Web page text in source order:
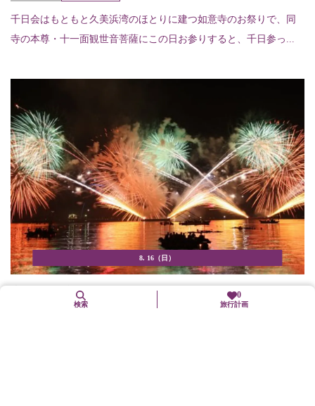
千日会はもともと久美浜湾のほとりに建つ如意寺のお祭りで、同
寺の本尊・十一面観世音菩薩にこの日お参りすると、千日参っ...
8. 16（日）
宮津燈籠流し花火大会 0
旅行計画
検索